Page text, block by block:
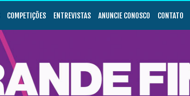
COMPETIÇÕES ENTREVISTAS ANUNCIE CONOSCO CONTATO